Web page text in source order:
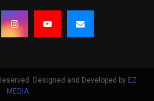
Designed and Developed by EZ
MEDIA